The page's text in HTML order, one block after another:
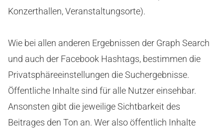
Konzerthallen, Veranstaltungsorte).
Wie bei allen anderen Ergebnissen der Graph Search
und auch der Facebook Hashtags, bestimmen die
Privatsphäreeinstellungen die Suchergebnisse.
Öffentliche Inhalte sind für alle Nutzer einsehbar.
Ansonsten gibt die jeweilige Sichtbarkeit des
Beitrages den Ton an. Wer also öffentlich Inhalte